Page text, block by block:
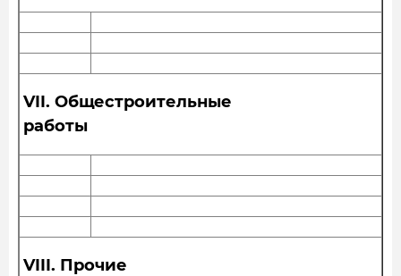
VII. Общестроительные
работы
VIII. Прочие